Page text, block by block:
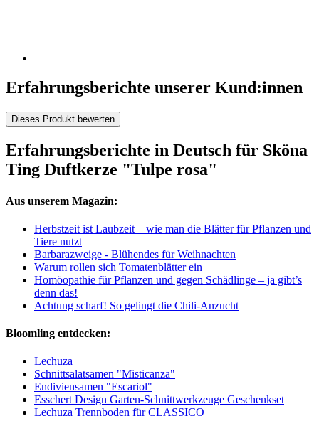
Erfahrungsberichte unserer Kund:innen
Dieses Produkt bewerten
Erfahrungsberichte in Deutsch für Sköna
Ting Duftkerze "Tulpe rosa"
Aus unserem Magazin:
Herbstzeit ist Laubzeit – wie man die Blätter für Pflanzen und
Tiere nutzt
Barbarazweige - Blühendes für Weihnachten
Warum rollen sich Tomatenblätter ein
Homöopathie für Pflanzen und gegen Schädlinge – ja gibt’s
denn das!
Achtung scharf! So gelingt die Chili-Anzucht
Bloomling entdecken:
Lechuza
Schnittsalatsamen "Misticanza"
Endiviensamen "Escariol"
Esschert Design Garten-Schnittwerkzeuge Geschenkset
Lechuza Trennboden für CLASSICO